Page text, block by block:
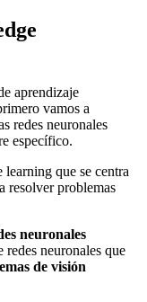
aprendizaje
vamos a
redes neuronales
específico.
learning que se centra
resolver problemas
neuronales
redes neuronales que
de visión